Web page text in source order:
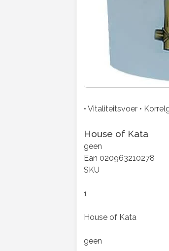
• Vitaliteitsvoer •
House of Kata
geen
Ean 020963210278
SKU
1
House of Kata
geen